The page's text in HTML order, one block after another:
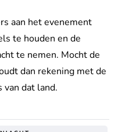
aan het evenement
te houden en de
te nemen. Mocht de
dan rekening met de
dat land.